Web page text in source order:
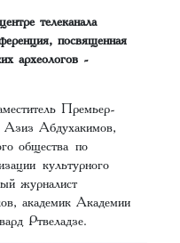
телеканала
посвященная
археологов -
Премьер-
Азиз Абдухакимов,
общества по
культурного
журналист
академик Академии
Ртвеладзе.